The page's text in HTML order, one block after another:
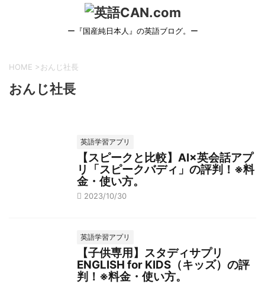
ー『国産純日本人』の英語ブログ。ー
HOME > おんじ社長
おんじ社長
英語学習アプリ
【スピークと比較】AI×英会話アプ
リ「スピークバディ」の評判！※料
金・使い方。
2023/10/30
英語学習アプリ
【子供専用】スタディサプリ
ENGLISH for KIDS（キッズ）の評
判！※料金・使い方。